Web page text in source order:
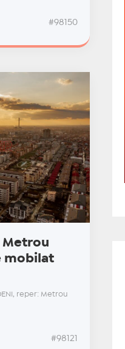
#98150
Metrou
mobilat
reper: Metrou
#98121